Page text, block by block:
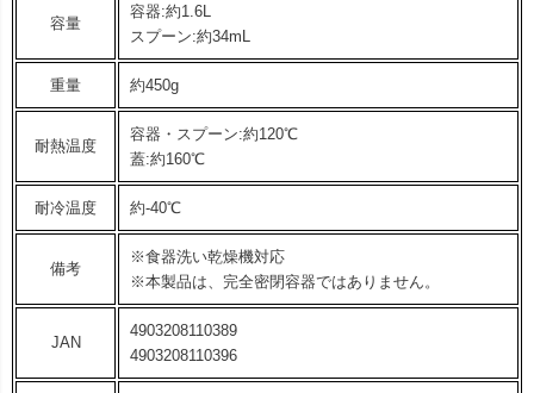
容量
容器:約1.6L
スプーン:約34mL
重量 約450g
耐熱温度
容器・スプーン:約120℃
蓋:約160℃
耐冷温度 約-40℃
備考
※食器洗い乾燥機対応
※本製品は、完全密閉容器ではありません。
JAN
4903208110389
4903208110396